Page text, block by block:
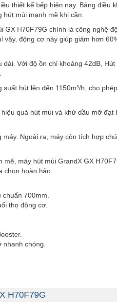
thiết kế bếp hiện nay. Bảng
mùi mạnh mẽ khi cần.
GX H70F79G chính là công nghệ
động cơ này giúp giảm hơn
Với độ ồn chỉ khoảng 42dB,
hút lên đến 1150m³/h, cho
quả hút mùi và khử dầu mỡ
Ngoài ra, máy còn tích hợp
máy hút mùi GrandX GX
chọn hoàn hảo.
700mm.
thọ động cơ.
chóng.
H70F79G